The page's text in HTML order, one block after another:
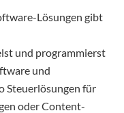
Lösungen gibt
und programmierst
und
Steuerlösungen für
oder Content-